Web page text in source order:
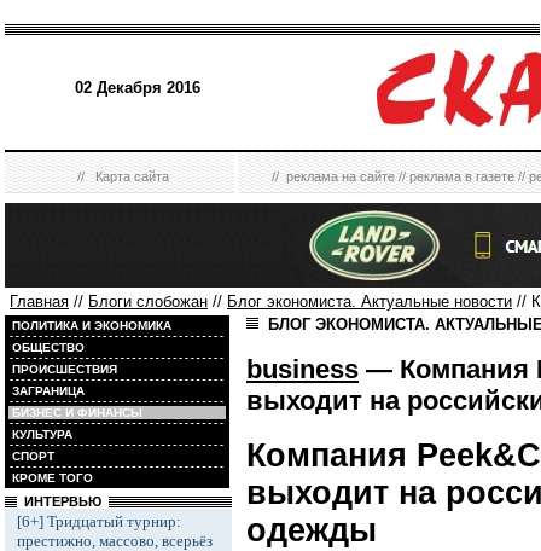
02 Декабря 2016
//Карта сайта //реклама на сайте//реклама в газете//
Главная // Блоги слобожан // Блог экономиста. Актуальные новости //
ПОЛИТИКА И ЭКОНОМИКА
ОБЩЕСТВО
ПРОИСШЕСТВИЯ
ЗАГРАНИЦА
БИЗНЕС И ФИНАНСЫ
КУЛЬТУРА
СПОРТ
КРОМЕ ТОГО
ИНТЕРВЬЮ
[6+] Тридцатый турнир:
престижно, массово, всерьёз
БЛОГ ЭКОНОМИСТА.
business — Компания
выходит на
Компания Peek&
выходит на
одежды